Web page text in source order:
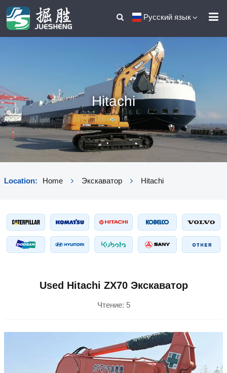
Русский язык
Hitachi
Location: Home Экскаватор Hitachi
Used Hitachi ZX70 Экскаватор
Чтение: 5